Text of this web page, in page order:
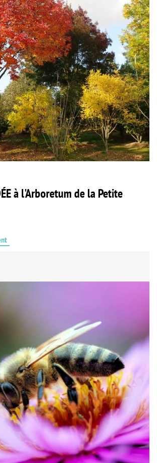
à l'Arboretum de la Petite